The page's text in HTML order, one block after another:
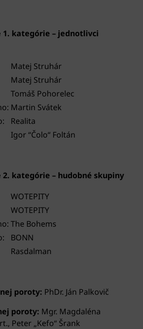
1. kategórie – jednotlivci
Matej Struhár
Matej Struhár
Tomáš Pohorelec
Martin Svátek
Realita
Igor “Čolo“ Foltán
2. kategórie – hudobné skupiny
WOTEPITY
WOTEPITY
The Bohems
BONN
Rasdalman
poroty: PhDr. Ján Palkovič
poroty: Mgr. Magdaléna
Peter „Kefo“ Šrank